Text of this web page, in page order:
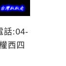
話:04-
西四